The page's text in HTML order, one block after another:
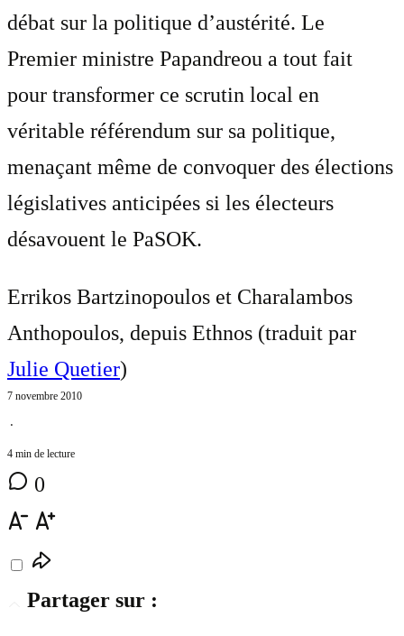
débat sur la politique d’austérité. Le
Premier ministre Papandreou a tout fait
pour transformer ce scrutin local en
véritable référendum sur sa politique,
menaçant même de convoquer des élections
législatives anticipées si les électeurs
désavouent le PaSOK.
Errikos Bartzinopoulos et Charalambos
Anthopoulos, depuis Ethnos (traduit par
Julie Quetier)
7 novembre 2010
⋅
4 min de lecture
0
Partager sur :